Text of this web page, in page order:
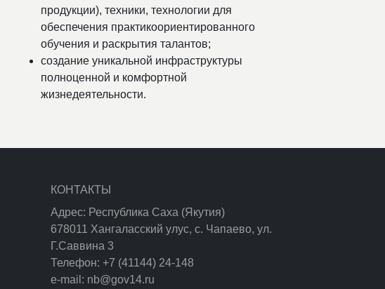
продукции), техники, технологии для
обеспечения практикоориентированного
обучения и раскрытия талантов;
создание уникальной инфраструктуры
полноценной и комфортной
жизнедеятельности.
КОНТАКТЫ
Адрес: Республика Саха (Якутия)
678011 Хангаласский улус, с. Чапаево, ул.
Г.Саввина 3
Телефон: +7 (41144) 24-148
e-mail: nb@gov14.ru